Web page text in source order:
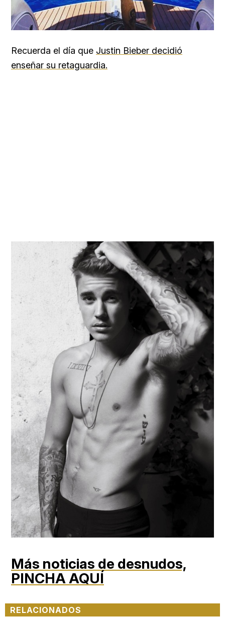
Recuerda el día que Justin Bieber decidió
enseñar su retaguardia.
Más noticias de desnudos,
PINCHA AQUÍ
RELACIONADOS